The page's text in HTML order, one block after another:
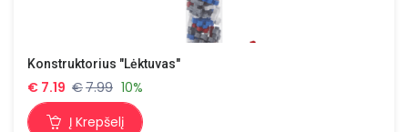
Konstruktorius "Lėktuvas"
€ 7.19 €7.99 10%
Į Krepšelį